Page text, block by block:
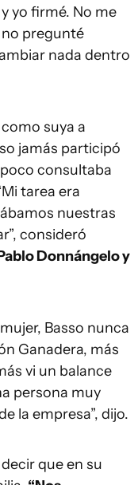
yo firmé. No me
pregunté
nada dentro
como suya a
jamás participó
consultaba
tarea era
nuestras
consideró
Donnángelo y
Basso nunca
Ganadera, más
vi un balance
persona muy
la empresa”, dijo.
que en su